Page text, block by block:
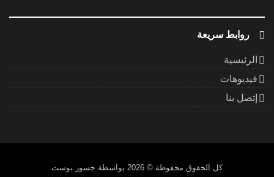
روابط سريعة
الرئيسية
فيديوهات
إتصل بنا
كل الحقوق محفوظة © 2026 بواسطة جسور بوست